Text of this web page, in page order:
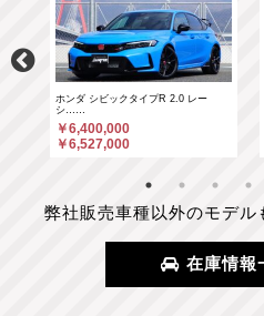
ホンダ シビックタイプR 2.0 レー
シ……
￥6,400,000
￥6,527,000
弊社販売車種以外のモデ
在庫情報